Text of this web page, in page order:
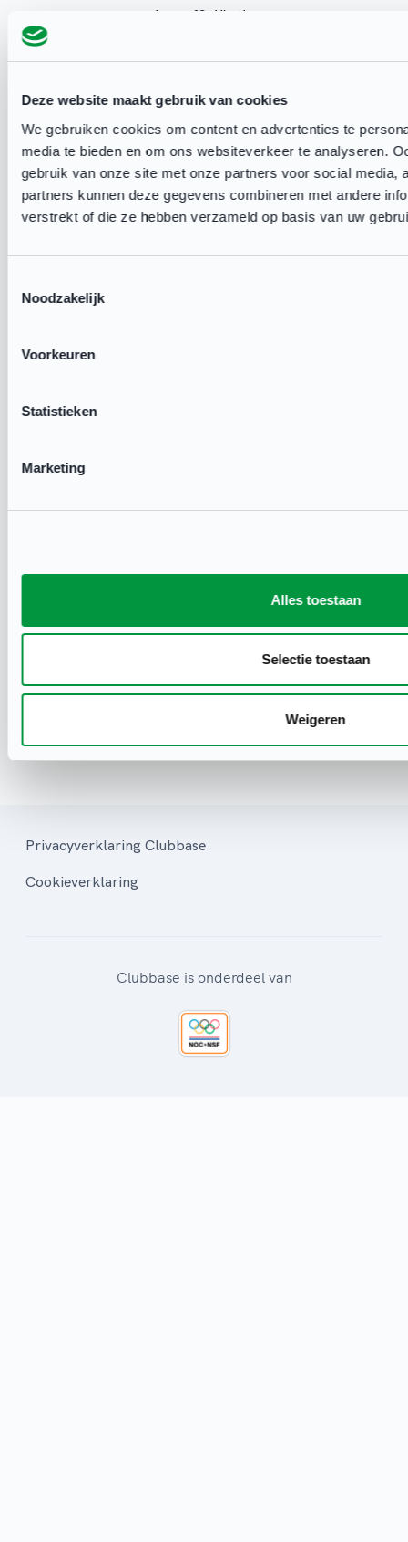
Deze website maakt gebruik van cookies
We gebruiken cookies om content en advertenties te
media te bieden en om ons websiteverkeer te analyseren.
gebruik van onze site met onze partners voor social media,
partners kunnen deze gegevens combineren met andere
verstrekt of die ze hebben verzameld op basis van uw
Noodzakelijk
Voorkeuren
Statistieken
Marketing
Alles toestaan
Selectie toestaan
Weigeren
op weg naar energie - efficiëntie en
duurzaamheid. De Groene Club ontzorgt volledig
duurzaamheidsdoelstellingen van uw club
behaald worden. Neem vandaag nog contact op
en ontdek de mogelijkheden voor jouw sportclub.
Tel:085 - 130 43 89Email:
Wij beantwoorden uw vraag zo snel
Privacyverklaring Clubbase
Cookieverklaring
Clubbase is onderdeel van